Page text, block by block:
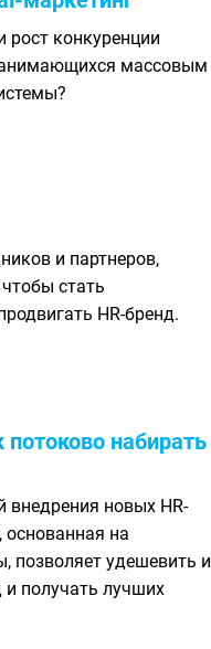
конкуренции
массовым
и партнеров,
стать
HR-бренд.
набирать
внедрения новых HR-
основанная на
позволяет удешевить и
и получать лучших